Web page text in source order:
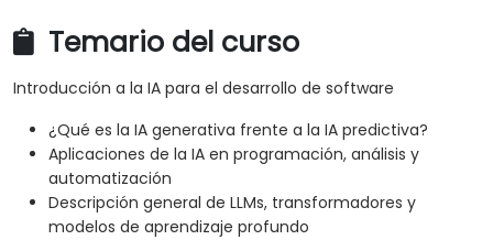
Temario del curso
Introducción a la IA para el desarrollo de software
¿Qué es la IA generativa frente a la IA predictiva?
Aplicaciones de la IA en programación, análisis y
automatización
Descripción general de LLMs, transformadores y
modelos de aprendizaje profundo